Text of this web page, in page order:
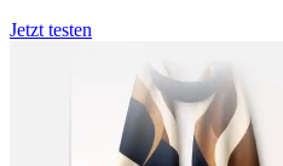
Jetzt testen